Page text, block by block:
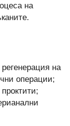
на
на
операции;